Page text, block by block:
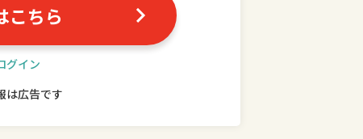
こちら
グイン
は広告です